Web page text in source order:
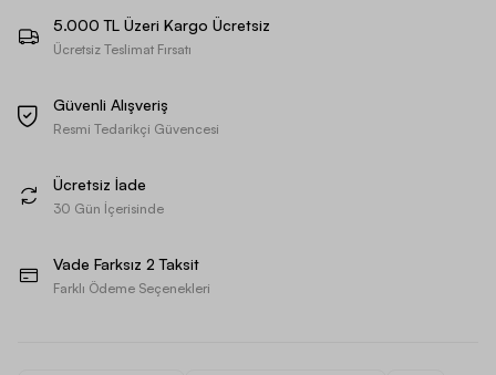
5.000 TL Üzeri Kargo Ücretsiz
Ücretsiz Teslimat Fırsatı
Güvenli Alışveriş
Resmi Tedarikçi Güvencesi
Ücretsiz İade
30 Gün İçerisinde
Vade Farksız 2 Taksit
Farklı Ödeme Seçenekleri